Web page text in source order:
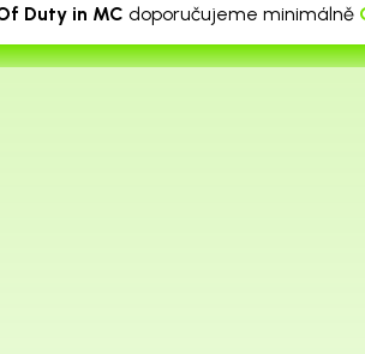
Duty in MC doporučujeme minimálně